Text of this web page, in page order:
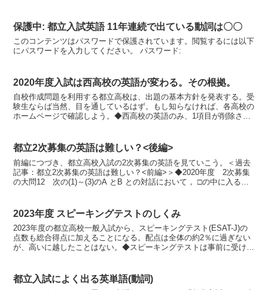
保護中: 都立入試英語 11年連続で出ている動詞は〇〇
このコンテンツはパスワードで保護されています。閲覧するには以下
にパスワードを入力してください。 パスワード:
2020年度入試は西高校の英語が変わる。その根拠。
自校作成問題を利用する都立高校は、出題の基本方針を発表する。受
験生ならば当然、目を通しているはず。もし知らなければ、各高校の
ホームページで確認しよう。◆西高校の英語のみ、1項目が削除され
都立2次募集の英語は難しい？<後編>
前編につづき、都立高校入試の2次募集の英語を見ていこう。＜過去
記事：都立2次募集の英語は難しい？<前編>＞◆2020年度 2次募集
の大問12 次の(1)～(3)のA とB との対話において， □の中に入る発
2023年度 スピーキングテストのしくみ
2023年度の都立高校一般入試から、スピーキングテスト(ESAT-J)の
点数も総合得点に加えることになる。配点は全体の約2％に過ぎない
が、高いに越したことはない。◆スピーキングテストは事前に受ける
都立入試によく出る英単語(動詞)